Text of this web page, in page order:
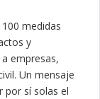
medidas
y
empresas,
Un mensaje
por sí solas el